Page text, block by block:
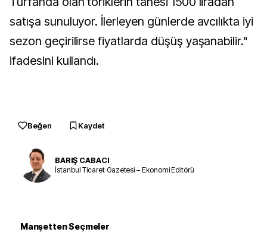
satışa sunuluyor. İlerleyen günlerde avcılıkta iyi
sezon geçirilirse fiyatlarda düşüş yaşanabilir."
ifadesini kullandı.
Beğen Kaydet
BARIŞ CABACI
İstanbul Ticaret Gazetesi – Ekonomi Editörü
Manşetten Seçmeler